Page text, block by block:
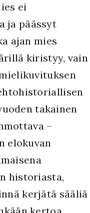
ei
ja päässyt
ajan mies
kiristyy, vain
takainen
–
elokuvan
historiasta,
kerjätä sääliä